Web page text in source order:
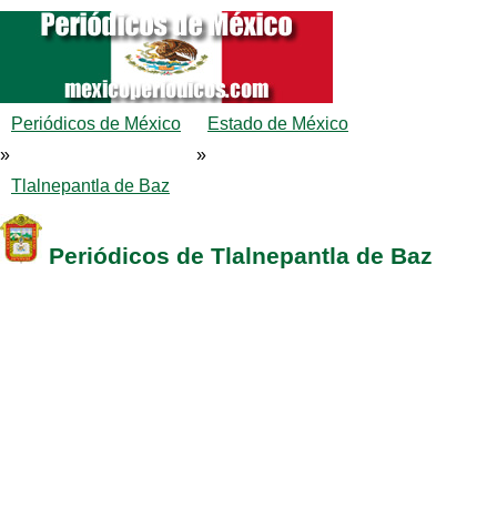
Periódicos de México
»
Estado de México
»
Tlalnepantla de Baz
Periódicos de Tlalnepantla de Baz